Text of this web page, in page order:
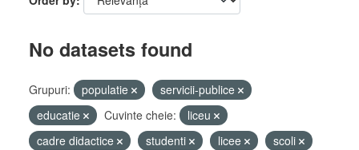
No datasets found
Grupuri: populatie
servicii-publice
educatie
Cuvinte cheie:
liceu
cadre didactice
studenti licee
scoli